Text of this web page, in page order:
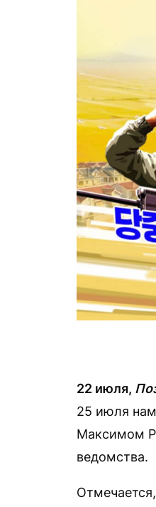
22 июля,
25 июля
Максимом
ведомства.